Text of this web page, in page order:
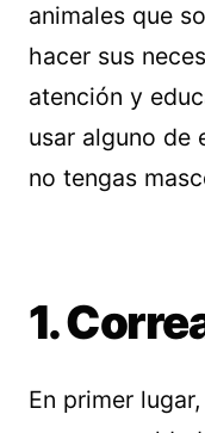
animales que
hacer sus
atención y
usar alguno de
no tengas
1.
En primer